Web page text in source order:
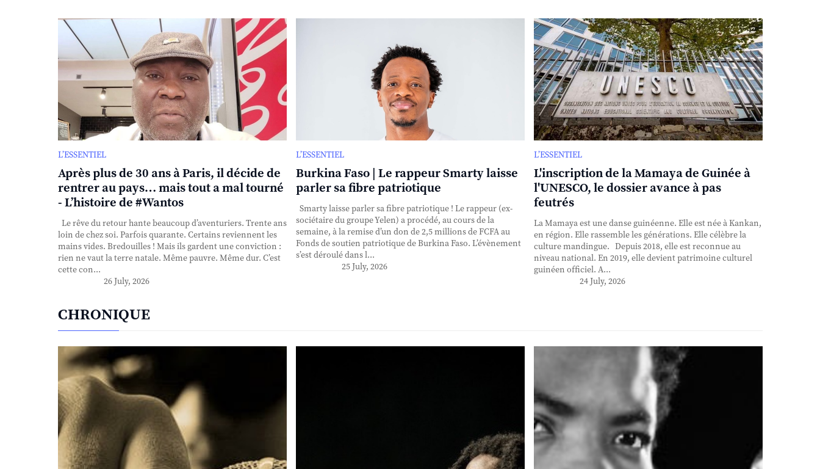
L’ESSENTIEL
Après plus de 30 ans à Paris, il décide de
rentrer au pays… mais tout a mal tourné
- L’histoire de #Wantos
Le rêve du retour hante beaucoup d’aventuriers. Trente ans
loin de chez soi. Parfois quarante. Certains reviennent les
mains vides. Bredouilles ! Mais ils gardent une conviction :
rien ne vaut la terre natale. Même pauvre. Même dur. C’est
cette con...
26 July, 2026
L’ESSENTIEL
Burkina Faso | Le rappeur Smarty laisse
parler sa fibre patriotique
Smarty laisse parler sa fibre patriotique ! Le rappeur (ex-
sociétaire du groupe Yelen) a procédé, au cours de la
semaine, à la remise d’un don de 2,5 millions de FCFA au
Fonds de soutien patriotique de Burkina Faso. L’évènement
s’est déroulé dans l...
25 July, 2026
L’ESSENTIEL
L'inscription de la Mamaya de Guinée à
l'UNESCO, le dossier avance à pas
feutrés
La Mamaya est une danse guinéenne. Elle est née à Kankan,
en région. Elle rassemble les générations. Elle célèbre la
culture mandingue. Depuis 2018, elle est reconnue au
niveau national. En 2019, elle devient patrimoine culturel
guinéen officiel. A...
24 July, 2026
CHRONIQUE